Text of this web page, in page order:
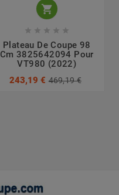

    
Plateau De Coupe 98
Cm 3825642094 Pour
VT980 (2022)
243,19 € 469,19 €